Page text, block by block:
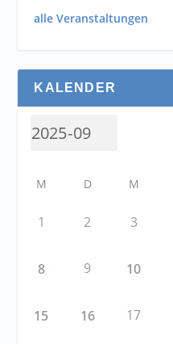
alle Veranstaltungen
KALENDER
M D M
1 2 3
8 9 10
15 16 17